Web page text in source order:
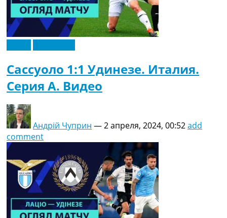
Сассуоло 1:1 Удинезе. Италия.
Серия A. Видео
Андрій Чуприн —2 апреля, 2024, 00:52add
comment